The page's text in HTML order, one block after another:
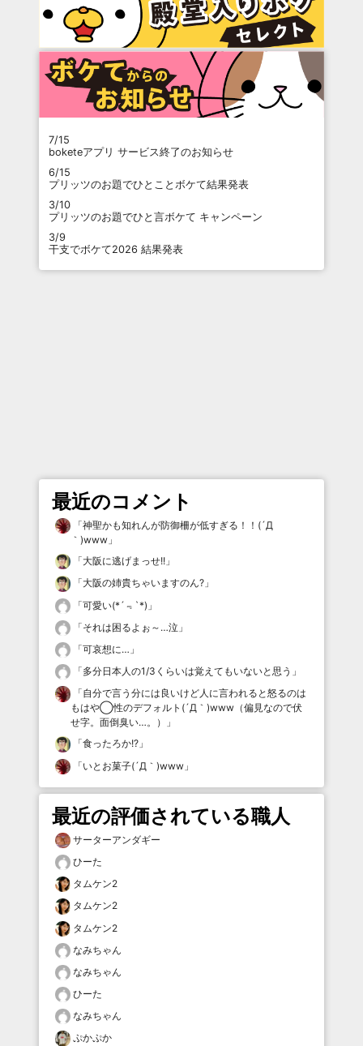
7/15
boketeアプリ サービス終了のお知らせ
6/15
プリッツのお題でひとことボケて結果発表
3/10
プリッツのお題でひと言ボケて キャンペーン
3/9
干支でボケて2026 結果発表
最近のコメント
「神聖かも知れんが防御柵が低すぎる！！(´Д
｀)www 」
「大阪に逃げまっせ!! 」
「大阪の姉貴ちゃいますのん? 」
「可愛い(*´﹃`*) 」
「それは困るよぉ～…泣 」
「可哀想に… 」
「多分日本人の1/3くらいは覚えてもいないと思う 」
「自分で言う分には良いけど人に言われると怒るのは
もはや◯性のデフォルト(´Д｀)www（偏見なので伏
せ字。面倒臭い…。）
」
「食ったろか!? 」
「いとお菓子(´Д｀)www 」
最近の評価されている職人
サーターアンダギー
ひーた
タムケン2
タムケン2
タムケン2
なみちゃん
なみちゃん
ひーた
なみちゃん
ぷかぷか